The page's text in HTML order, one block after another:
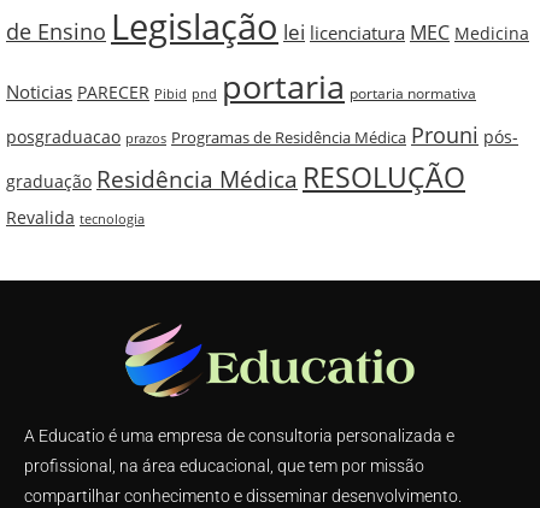
de Ensino Legislação lei licenciatura MEC Medicina
Noticias PARECER Pibid pnd portaria portaria normativa
posgraduacao prazos Programas de Residência Médica Prouni pós-
graduação Residência Médica RESOLUÇÃO
Revalida tecnologia
A Educatio é uma empresa de consultoria personalizada e
profissional, na área educacional, que tem por missão
compartilhar conhecimento e disseminar desenvolvimento.